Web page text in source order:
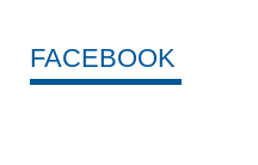
FACEBOOK